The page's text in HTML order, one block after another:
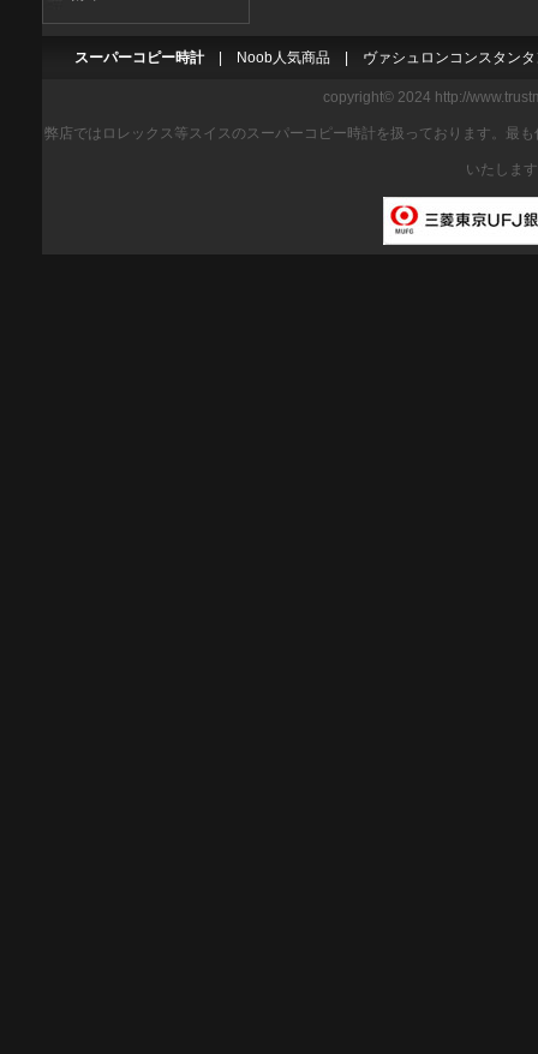
スーパーコピー時計 Noob人気商品 ヴァシュロンコンスタン
copyright© 2024 http://
弊店ではロレックス等スイスのスーパーコピー時計を扱っております。最
いたしま